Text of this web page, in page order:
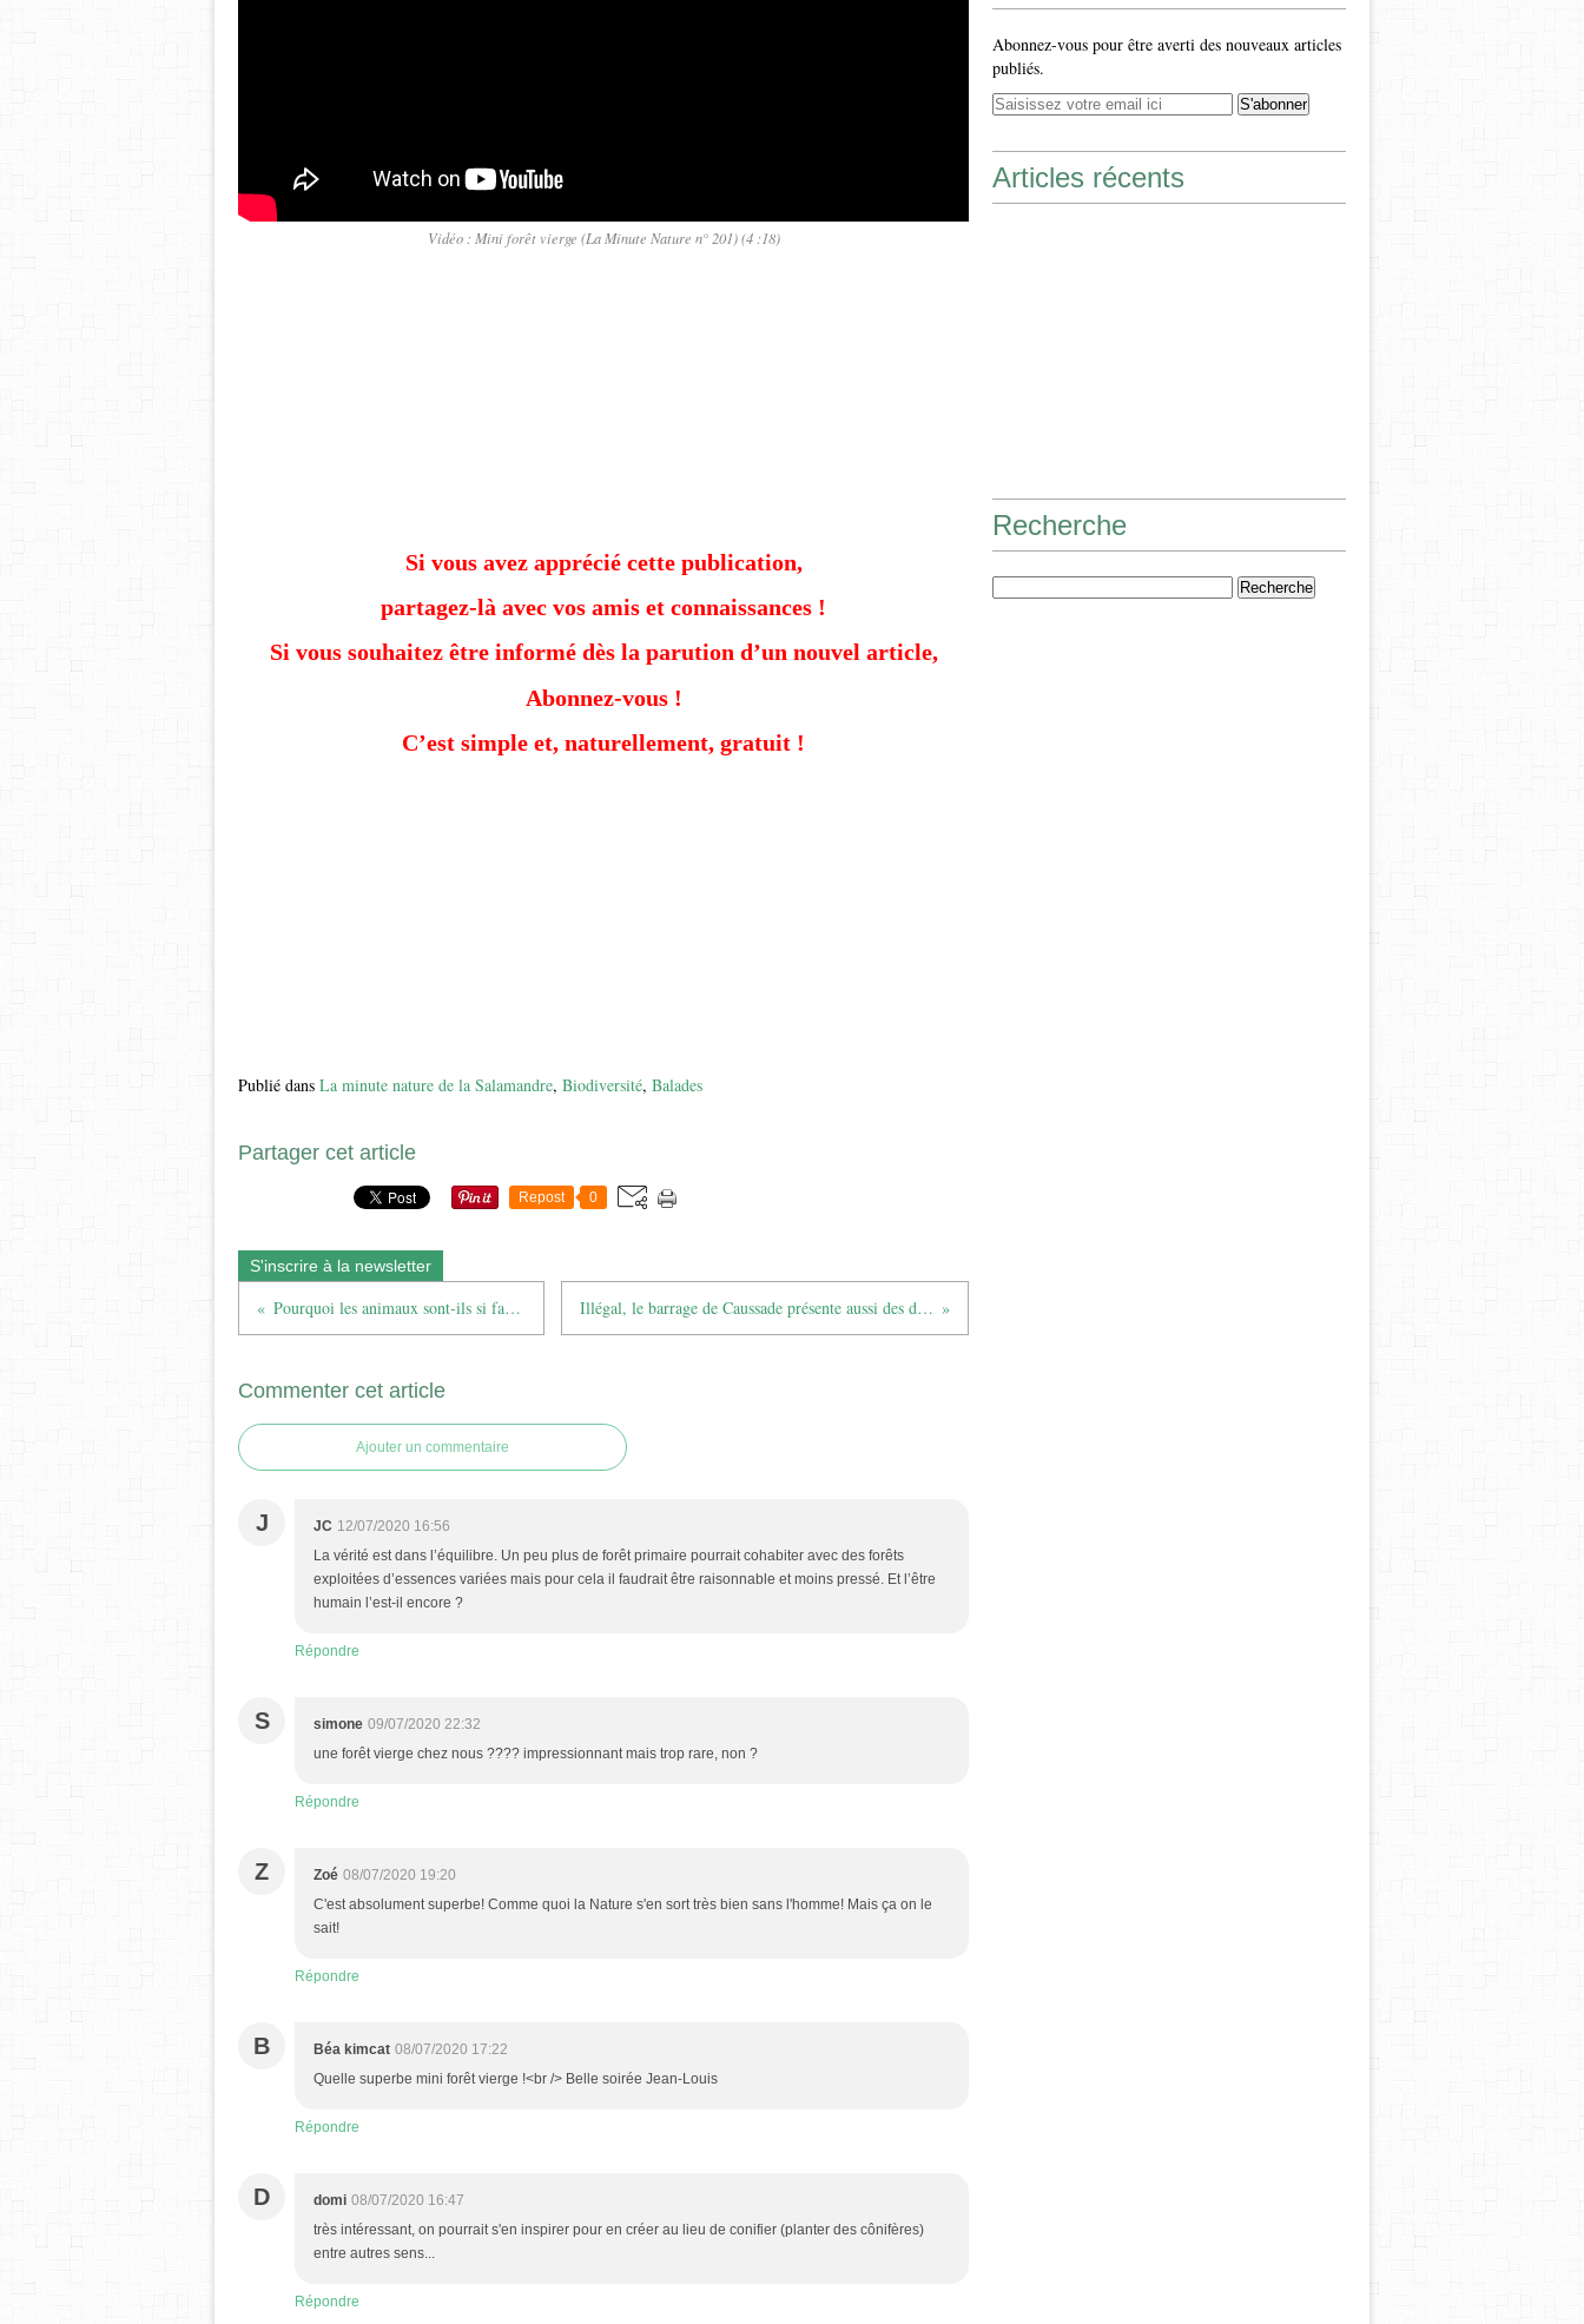
Vidéo : Mini forêt vierge (La Minute Nature n° 201) (4 :18)
Si vous avez apprécié cette publication,
partagez-là avec vos amis et connaissances !
Si vous souhaitez être informé dès la parution d’un nouvel article,
Abonnez-vous !
C’est simple et, naturellement, gratuit !
Publié dans La minute nature de la Salamandre, Biodiversité, Balades
Partager cet article
Repost 0
S'inscrire à la newsletter
Pourquoi les animaux sont-ils si faciles à vivre ? Illégal, le barrage de Caussade présente aussi des défauts de sécurité
Commenter cet article
Ajouter un commentaire
J JC 12/07/2020 16:56
La vérité est dans l’équilibre. Un peu plus de forêt primaire pourrait cohabiter avec des forêts
exploitées d’essences variées mais pour cela il faudrait être raisonnable et moins pressé. Et l’être
humain l’est-il encore ?
Répondre
S simone 09/07/2020 22:32
une forêt vierge chez nous ???? impressionnant mais trop rare, non ?
Répondre
Z Zoé 08/07/2020 19:20
C'est absolument superbe! Comme quoi la Nature s'en sort très bien sans l'homme! Mais ça on le
sait!
Répondre
B Béa kimcat 08/07/2020 17:22
Quelle superbe mini forêt vierge !<br /> Belle soirée Jean-Louis
Répondre
D domi 08/07/2020 16:47
très intéressant, on pourrait s'en inspirer pour en créer au lieu de conifier (planter des cônifères)
entre autres sens...
Répondre
Abonnez-vous pour être averti des nouveaux articles
publiés.
Articles récents
Recherche